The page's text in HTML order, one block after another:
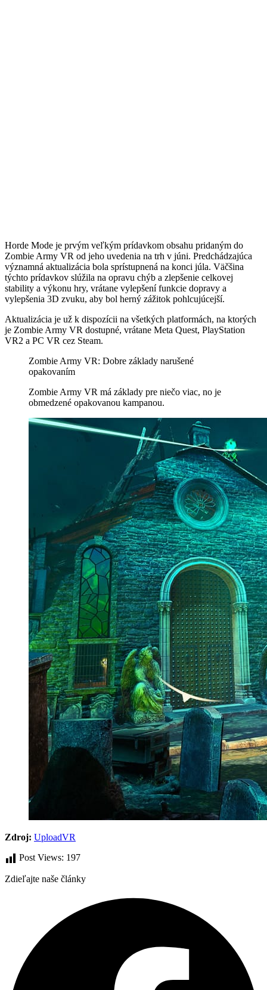
Horde Mode je prvým veľkým prídavkom obsahu pridaným do
Zombie Army VR od jeho uvedenia na trh v júni. Predchádzajúca
významná aktualizácia bola sprístupnená na konci júla. Väčšina
týchto prídavkov slúžila na opravu chýb a zlepšenie celkovej
stability a výkonu hry, vrátane vylepšení funkcie dopravy a
vylepšenia 3D zvuku, aby bol herný zážitok pohlcujúcejší.
Aktualizácia je už k dispozícii na všetkých platformách, na ktorých
je Zombie Army VR dostupné, vrátane Meta Quest, PlayStation
VR2 a PC VR cez Steam.
Zombie Army VR: Dobre základy narušené
opakovaním
Zombie Army VR má základy pre niečo viac, no je
obmedzené opakovanou kampanou.
Zdroj: UploadVR
Post Views: 197
Zdieľajte naše články